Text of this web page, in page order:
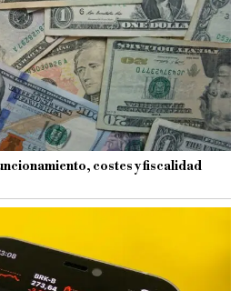
costes y fiscalidad